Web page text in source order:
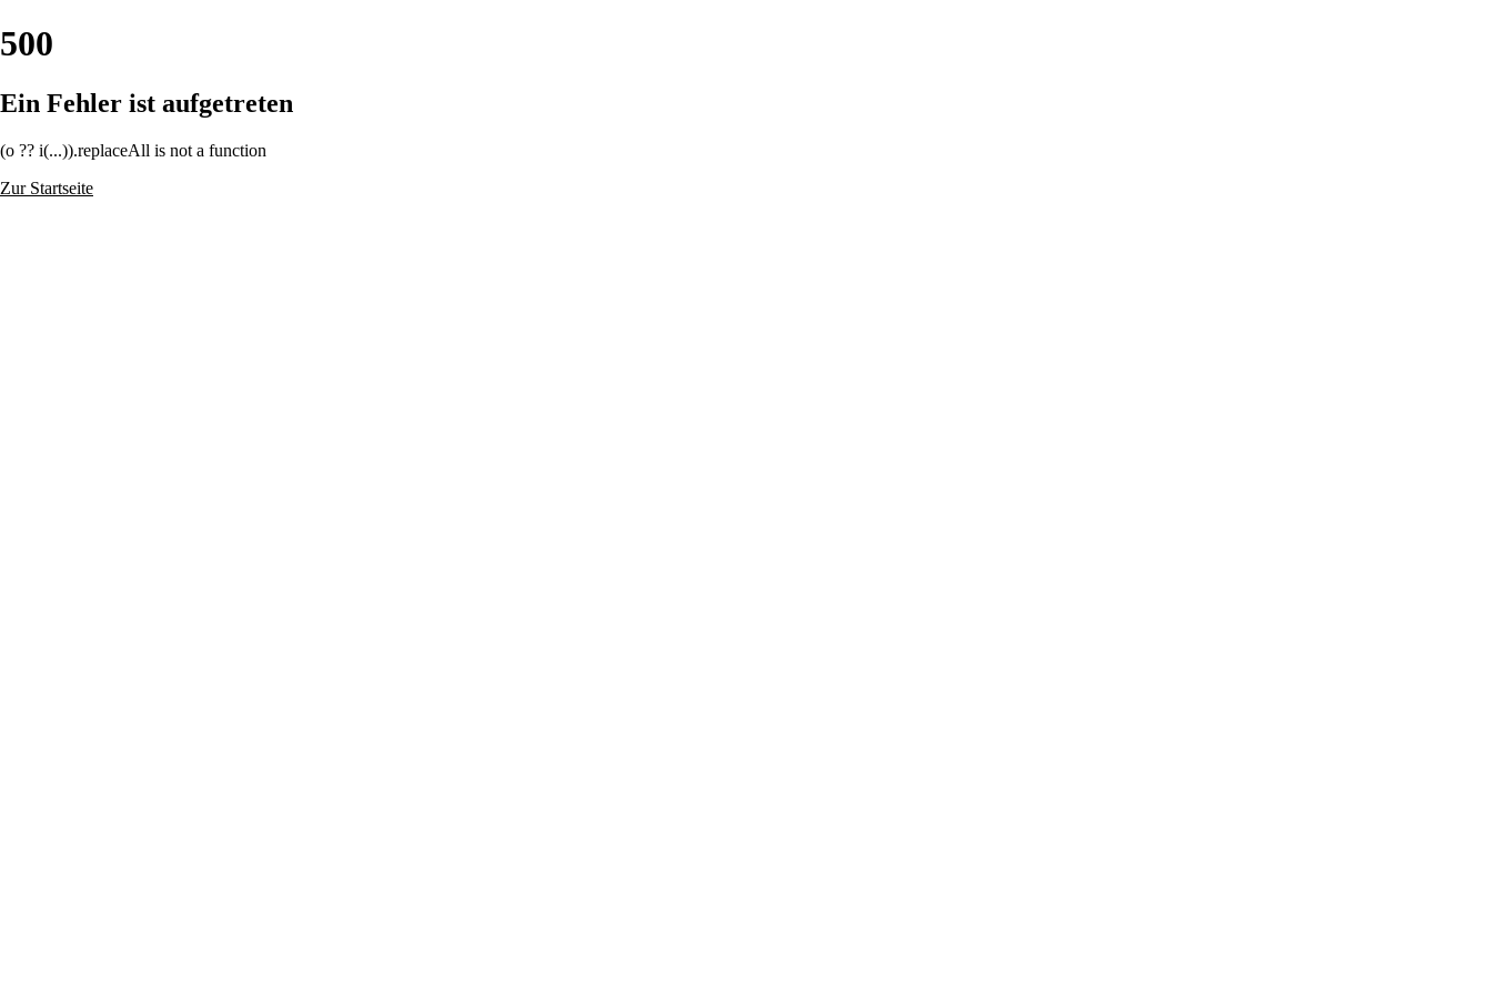
500
Ein Fehler ist aufgetreten
(o ?? i(...)).replaceAll is not a function
Zur Startseite